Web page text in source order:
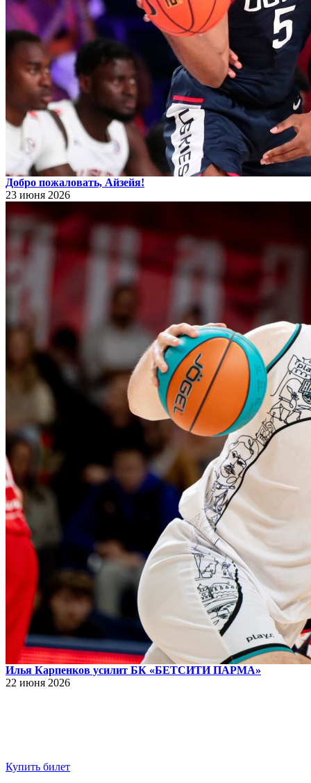
Добро пожаловать, Айзейя!
23 июня 2026
Илья Карпенков усилит БК «БЕТСИТИ ПАРМА»
22 июня 2026
Купить билет